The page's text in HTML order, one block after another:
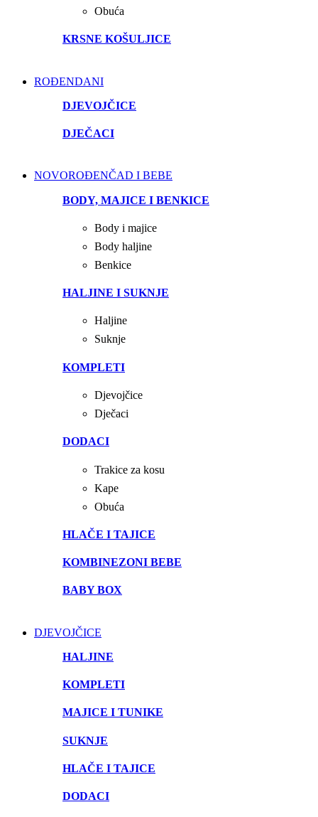
Obuća
KRSNE KOŠULJICE
ROĐENDANI
DJEVOJČICE
DJEČACI
NOVOROĐENČAD I BEBE
BODY, MAJICE I BENKICE
Body i majice
Body haljine
Benkice
HALJINE I SUKNJE
Haljine
Suknje
KOMPLETI
Djevojčice
Dječaci
DODACI
Trakice za kosu
Kape
Obuća
HLAČE I TAJICE
KOMBINEZONI BEBE
BABY BOX
DJEVOJČICE
HALJINE
KOMPLETI
MAJICE I TUNIKE
SUKNJE
HLAČE I TAJICE
DODACI